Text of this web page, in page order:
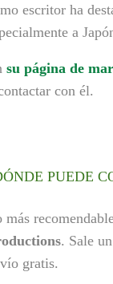
escritor ha
a
su página de
con él.
PUEDE
más
. Sale
gratis.